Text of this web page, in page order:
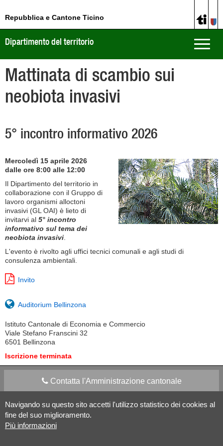
Navigando su questo sito accetti l'utilizzo statistico dei cookies al
fine del suo miglioramento.
Più informazioni
Repubblica e Cantone Ticino
Toggle
Dipartimento del territorio
Mattinata di scambio sui
neobiota invasivi
5° incontro informativo 2026
Mercoledì 15 aprile 2026
dalle ore 8:00 alle 12:00
Il Dipartimento del territorio in
collaborazione con il Gruppo di
lavoro organismi alloctoni
invasivi (GL OAI) è lieto di
invitarvi al 5° incontro
informativo sul tema dei
neobiota invasivi
L'evento è rivolto agli uffici tecnici comunali e agli studi di
consulenza ambientali.
Invito
Auditorium Bellinzona
Istituto Cantonale di Economia e Commercio
Viale Stefano Franscini 32
6501 Bellinzona
Iscrizione terminata
Contatta l'Amministrazione cantonale
Apps Mobile Social media